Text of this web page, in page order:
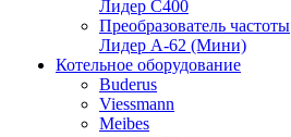
Лидер С400
Преобразователь частоты
Лидер А-62 (Мини)
Котельное оборудование
Buderus
Viessmann
Meibes